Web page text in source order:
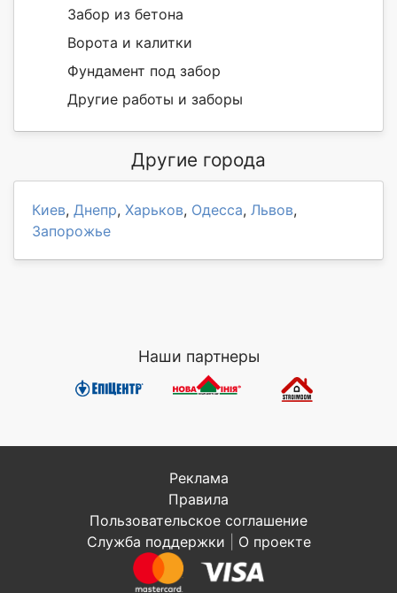
Забор из бетона
Ворота и калитки
Фундамент под забор
Другие работы и заборы
Другие города
Киев, Днепр, Харьков, Одесса, Львов,
Запорожье
Наши партнеры
Реклама
Правила
Пользовательское соглашение
Служба поддержки
О проекте